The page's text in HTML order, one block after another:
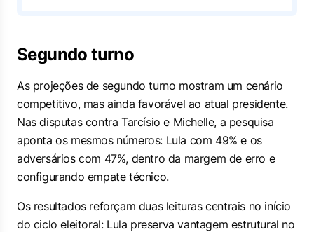
Segundo turno
As projeções de segundo turno mostram um cenário
competitivo, mas ainda favorável ao atual presidente.
Nas disputas contra Tarcísio e Michelle, a pesquisa
aponta os mesmos números: Lula com 49% e os
adversários com 47%, dentro da margem de erro e
configurando empate técnico.
Os resultados reforçam duas leituras centrais no início
do ciclo eleitoral: Lula preserva vantagem estrutural no